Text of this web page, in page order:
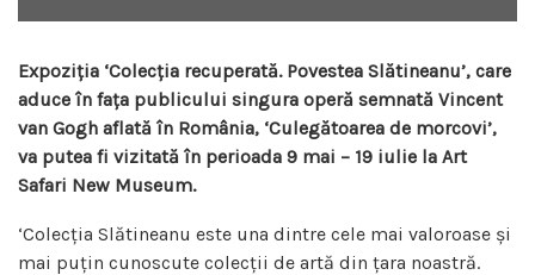
Expoziția ‘Colecția recuperată. Povestea Slătineanu’, care
aduce în fața publicului singura operă semnată Vincent
van Gogh aflată în România, ‘Culegătoarea de morcovi’,
va putea fi vizitată în perioada 9 mai – 19 iulie la Art
Safari New Museum.
‘Colecția Slătineanu este una dintre cele mai valoroase și
mai puțin cunoscute colecții de artă din țara noastră.